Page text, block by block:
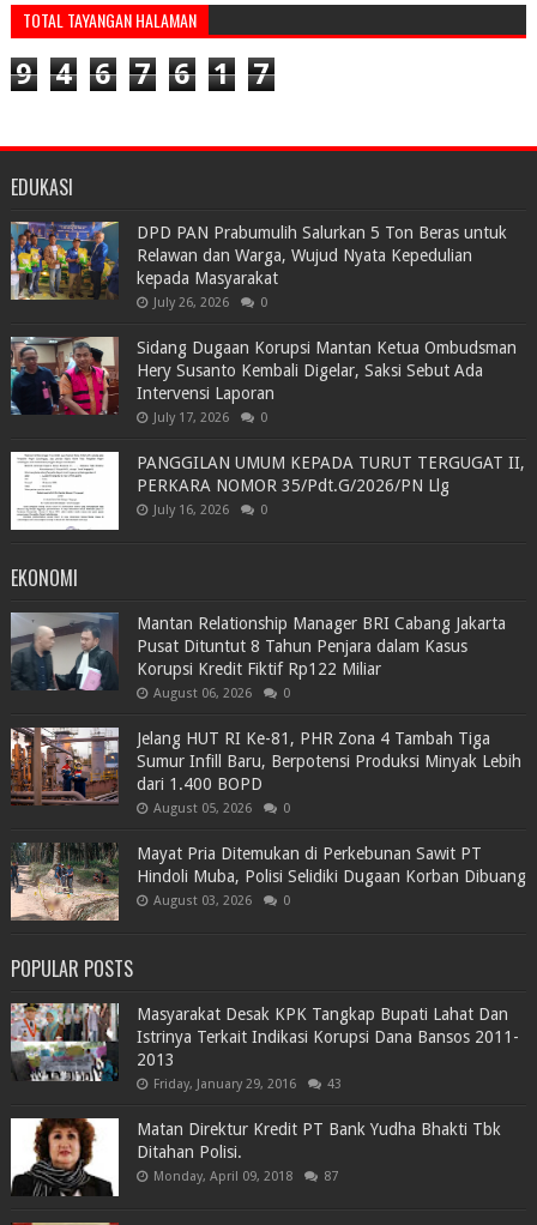
TOTAL TAYANGAN HALAMAN
9 4 6 7 6 1 7
EDUKASI
DPD PAN Prabumulih Salurkan 5 Ton Beras untuk
Relawan dan Warga, Wujud Nyata Kepedulian
kepada Masyarakat
July 26, 2026 0
Sidang Dugaan Korupsi Mantan Ketua Ombudsman
Hery Susanto Kembali Digelar, Saksi Sebut Ada
Intervensi Laporan
July 17, 2026 0
PANGGILAN UMUM KEPADA TURUT TERGUGAT II,
PERKARA NOMOR 35/Pdt.G/2026/PN Llg
July 16, 2026 0
EKONOMI
Mantan Relationship Manager BRI Cabang Jakarta
Pusat Dituntut 8 Tahun Penjara dalam Kasus
Korupsi Kredit Fiktif Rp122 Miliar
August 06, 2026 0
Jelang HUT RI Ke-81, PHR Zona 4 Tambah Tiga
Sumur Infill Baru, Berpotensi Produksi Minyak Lebih
dari 1.400 BOPD
August 05, 2026 0
Mayat Pria Ditemukan di Perkebunan Sawit PT
Hindoli Muba, Polisi Selidiki Dugaan Korban Dibuang
August 03, 2026 0
POPULAR POSTS
Masyarakat Desak KPK Tangkap Bupati Lahat Dan
Istrinya Terkait Indikasi Korupsi Dana Bansos 2011-
2013
Friday, January 29, 2016 43
Matan Direktur Kredit PT Bank Yudha Bhakti Tbk
Ditahan Polisi.
Monday, April 09, 2018 87